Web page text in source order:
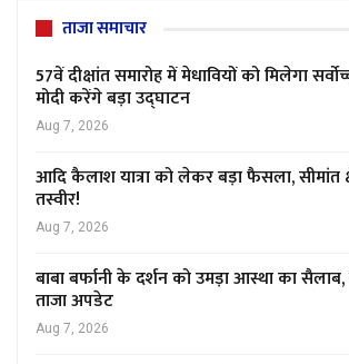
ताजा समाचार
57वें दीक्षांत समारोह में मेधावियों को मिलेगा
मोदी करेंगे बड़ा उद्घाटन
Aug 7, 2026
आदि कैलाश यात्रा को लेकर बड़ा फैसला, सीमांत
तस्वीर!
Aug 7, 2026
बाबा बर्फानी के दर्शन को उमड़ा आस्था का सैलाब,
ताजा अपडेट
Aug 7, 2026